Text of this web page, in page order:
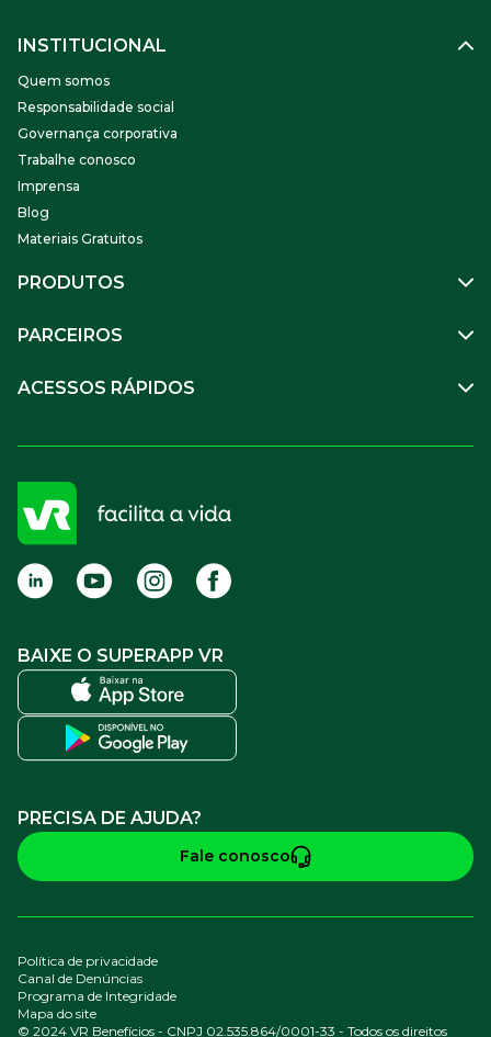
INSTITUCIONAL
Quem somos
Responsabilidade social
Governança corporativa
Trabalhe conosco
Imprensa
Blog
Materiais Gratuitos
PRODUTOS
Benefícios
Soluções Financeiras
Compre Online
PARCEIROS
Parceiro VR
APP VR Estabelecimentos
ACESSOS RÁPIDOS
Sou empresa
FAQ
Termos de Uso
BAIXE O SUPERAPP VR
PRECISA DE AJUDA?
Fale conosco
© 2024 VR Benefícios - CNPJ 02.535.864/0001-33 - Todos os direitos
Política de privacidade
Canal de Denúncias
Programa de Integridade
Mapa do site